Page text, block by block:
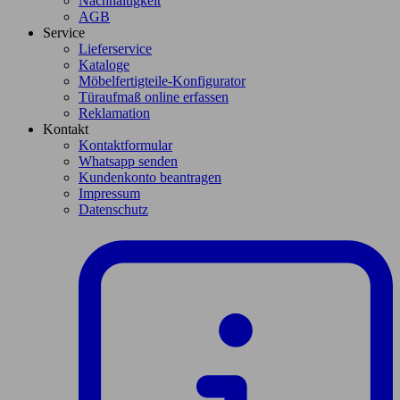
AGB
Service
Lieferservice
Kataloge
Möbelfertigteile-Konfigurator
Türaufmaß online erfassen
Reklamation
Kontakt
Kontaktformular
Whatsapp senden
Kundenkonto beantragen
Impressum
Datenschutz